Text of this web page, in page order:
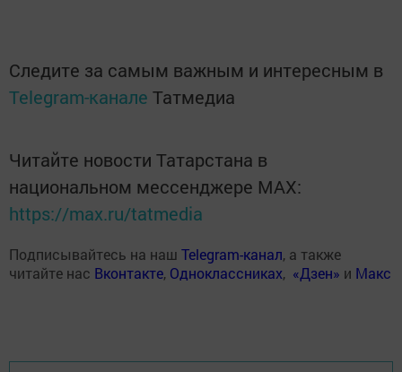
Следите за самым важным и интересным в
Telegram-канале Татмедиа
Читайте новости Татарстана в
национальном мессенджере MАХ:
https://max.ru/tatmedia
Подписывайтесь на наш Telegram-канал, а также
читайте нас Вконтакте, Одноклассниках, «Дзен» и Макс